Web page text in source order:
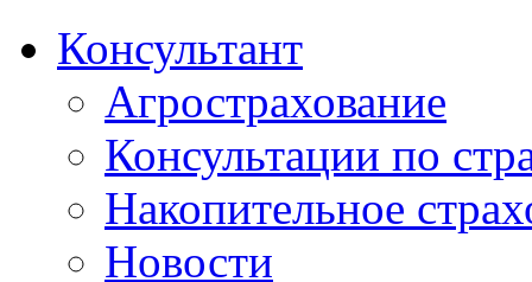
Консультант
Агрострахование
Консультации по
Накопительное
Новости